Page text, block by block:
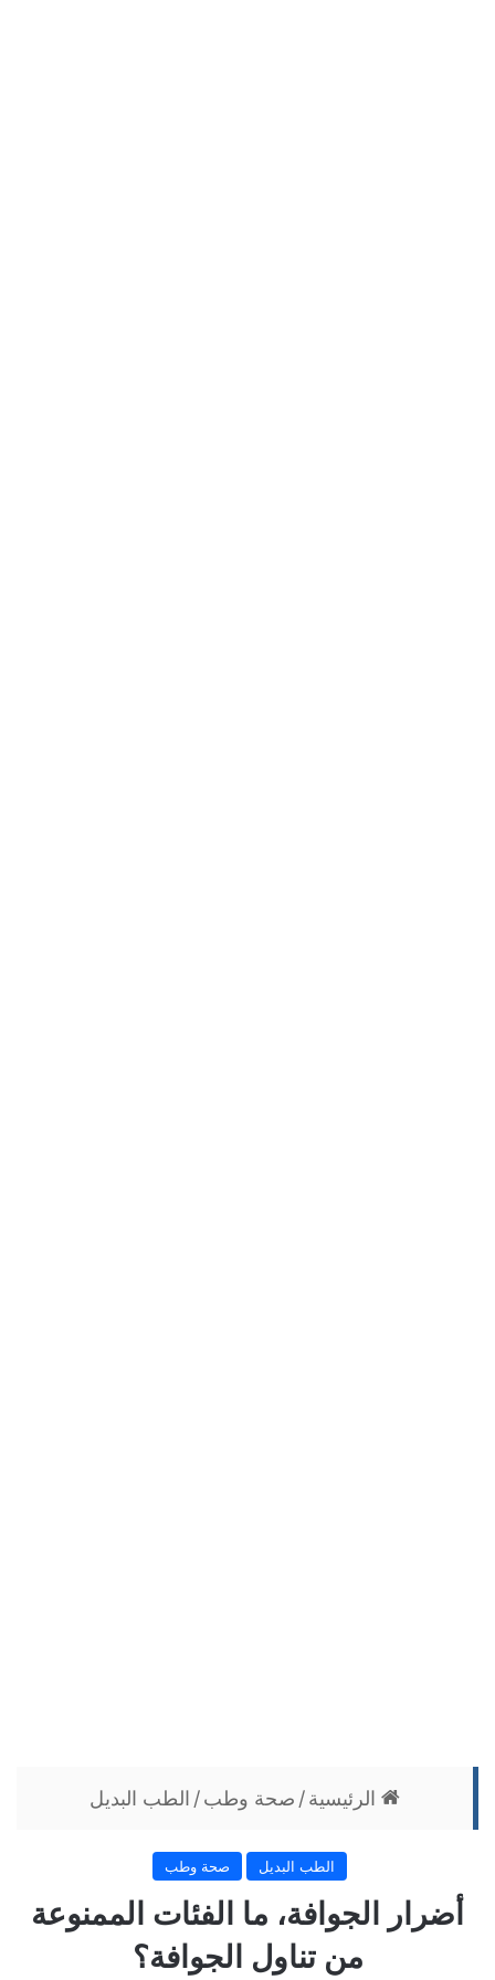
الرئيسية/ صحة وطب/ الطب البديل
الطب البديل صحة وطب
أضرار الجوافة، ما الفئات الممنوعة
من تناول الجوافة؟